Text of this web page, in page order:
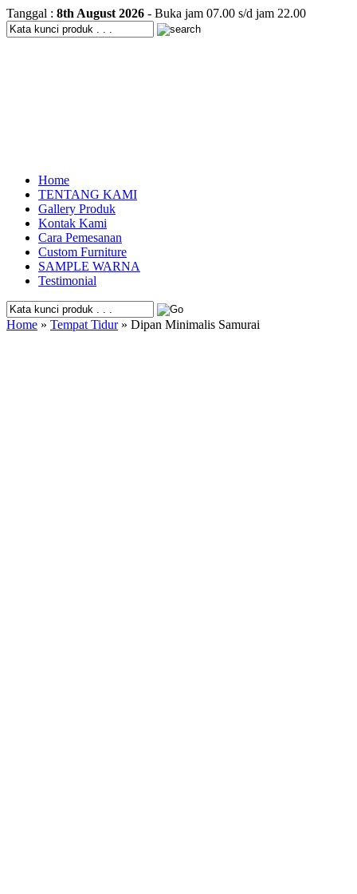
Tanggal : 8th August 2026 - Buka jam 07.00 s/d jam 22.00
Home
TENTANG KAMI
Gallery Produk
Kontak Kami
Cara Pemesanan
Custom Furniture
SAMPLE WARNA
Testimonial
Home » Tempat Tidur» Dipan Minimalis Samurai